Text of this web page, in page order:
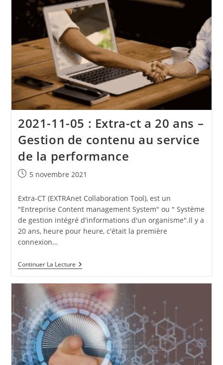
Toute
Confiance
2021-11-05 : Extra-ct a 20 ans –
Gestion de contenu au service
de la performance
Publication
5 novembre 2021
Extra-CT (EXTRAnet Collaboration Tool), est un
"Entreprise Content management System" ou " Système
de gestion intégré d'informations d'un organisme".Il y a
20 ans, heure pour heure, c'était la première
connexion…
Continuer La Lecture2021-
11-
Extra-
Ct
A
20
Ans
–
Gestion
De
Contenu